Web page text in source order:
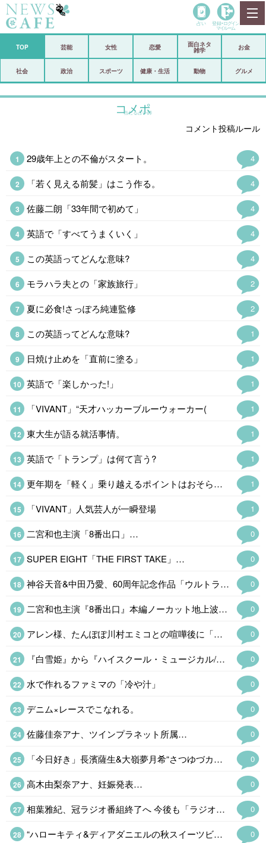
政治
スポーツ
コメントポスト アリ／ナシ
リリース ショップ
当たる占い師
占い 登録• ログイン
マイルーム
TOP 芸能 女性 恋愛
面白ネタ
雑学
お金
社会 政治 スポーツ 健康・生活 動物 グルメ
コメポ
コメント投稿ルール
4
29歳年上との不倫がスタート。
4
「若く見える前髪」はこう作る。
4
佐藤二朗「33年間で初めて」
4
英語で「すべてうまくいく」
4
この英語ってどんな意味?
2
モラハラ夫との「家族旅行」
2
夏に必食!さっぽろ純連監修
1
この英語ってどんな意味?
1
日焼け止めを「直前に塗る」
1
英語で「楽しかった!」
1
「VIVANT」“天才ハッカーブルーウォーカー(
1
東大生が語る就活事情。
1
英語で「トランプ」は何て言う?
1
更年期を「軽く」乗り越えるポイントはおそらく3つある。「
1
「VIVANT」人気芸人が一瞬登場
0
二宮和也主演「8番出口」…
0
SUPER EIGHT「THE FIRST TAKE」…
0
神谷天音&中田乃愛、60周年記念作品「ウルトラマンテオ」
0
二宮和也主演『8番出口』本編ノーカット地上波初放送!
0
アレン様、たんぽぽ川村エミコとの喧嘩後に「初めての2人旅」
0
『白雪姫』から『ハイスクール・ミュージカル/ザ・ムービー』までディズニー名作10作品、ABEMAで無料放送
0
水で作れるファミマの「冷や汁」
0
デニム×レースでこなれる。
0
佐藤佳奈アナ、ツインプラネット所属…
0
「今日好き」長濱薩生&大嶺夢月希“さつゆづカップル、破局報告…
0
高木由梨奈アナ、妊娠発表…
0
相葉雅紀、冠ラジオ番組終了へ 今後も「ラジオや文化放送さんと一緒に何かやり…
0
“ハローキティ&ディアダニエルの秋スイーツビュッフェ、ヒルトン広島で開催